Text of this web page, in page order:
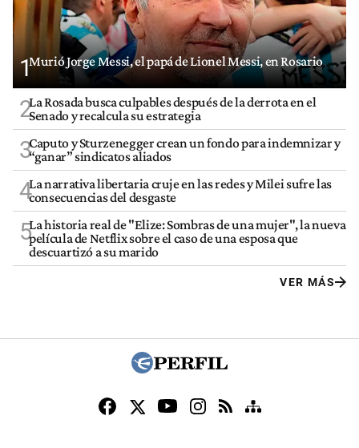
1Murió Jorge Messi, el papá de Lionel Messi, en Rosario
2La Rosada busca culpables después de la derrota en el
Senado y recalcula su estrategia
3Caputo y Sturzenegger crean un fondo para indemnizar y
“ganar” sindicatos aliados
4La narrativa libertaria cruje en las redes y Milei sufre las
consecuencias del desgaste
5La historia real de "Elize: Sombras de una mujer", la nueva
película de Netflix sobre el caso de una esposa que
descuartizó a su marido
VER MÁS